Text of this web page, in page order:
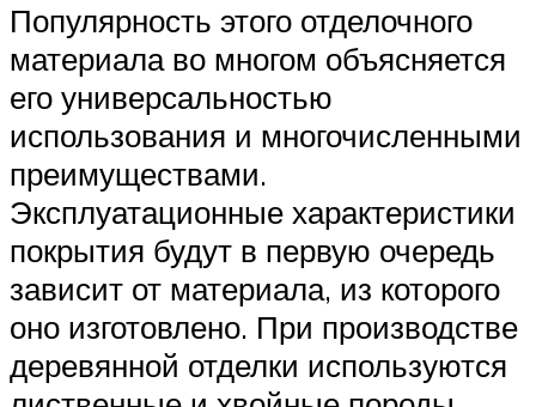
Популярность этого отделочного
материала во многом объясняется
его универсальностью
использования и многочисленными
преимуществами.
Эксплуатационные характеристики
покрытия будут в первую очередь
зависит от материала, из которого
оно изготовлено. При производстве
деревянной отделки используются